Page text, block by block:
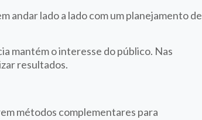
andar lado a lado com um planejamento de
mantém o interesse do público. Nas
resultados.
métodos complementares para